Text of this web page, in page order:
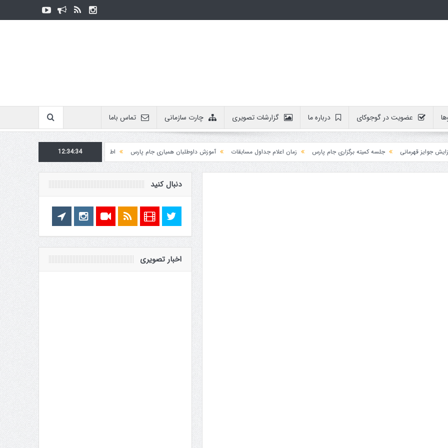
عضویت در گوجوکای درباره ما گزارشات تصویری چارت سازمانی تماس باما
قهرمانی جلسه کمیته برگزاری جام پارس زمان اعلام جداول مسابقات آموزش داوطلبان همیاری جام پارس
اطلاعیه روابط عمومی در مورد برگزاری مسابقات
12:34:35
دنبال کنید
اخبار تصویری